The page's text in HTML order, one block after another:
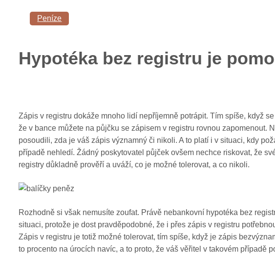
Peníze
Hypotéka bez registru je
Zápis v registru dokáže mnoho lidí nepříjemně potrápit. Tím spíše, když
že v bance můžete na půjčku se zápisem v registru rovnou
posoudili, zda je váš zápis významný či nikoli. A to platí i v situaci, kdy
případě nehledí. Žádný poskytovatel půjček ovšem nechce riskovat, že
registry důkladně prověří a uváží, co je možné tolerovat, a co nikoli.
Rozhodně si však nemusíte zoufat. Právě nebankovní hypotéka bez
situaci, protože je dost pravděpodobné, že i přes zápis v registru
Zápis v registru je totiž možné tolerovat, tím spíše, když je zápis
to procento na úrocích navíc, a to proto, že váš věřitel v takovém